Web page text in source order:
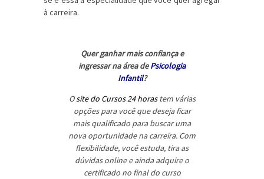
à carreira.
Quer ganhar mais confiança e
ingressar na área dePsicologia
Infantil?
Osite do Cursos 24 horastem várias
opções para você que deseja ficar
mais qualificado para buscar uma
nova oportunidade na carreira. Com
flexibilidade, você estuda, tira as
dúvidas online e ainda adquire o
certificado no final do curso